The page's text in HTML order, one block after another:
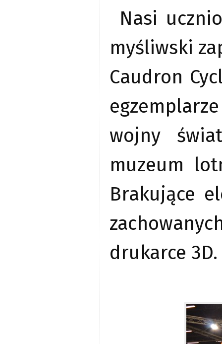
Nasi
myśliwski
Caudron
wojny
muzeum
Brakujące
drukarce 3D.